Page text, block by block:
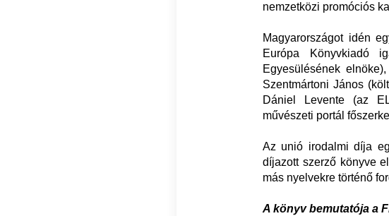
nemzetközi promóciós
Magyarországot idén
Európa Könyvkiadó
Egyesülésének
Szentmártoni János
Dániel Levente (az
művészeti portál
Az unió irodalmi díja
díjazott szerző könyve
más nyelvekre történő
A könyv bemutatója a